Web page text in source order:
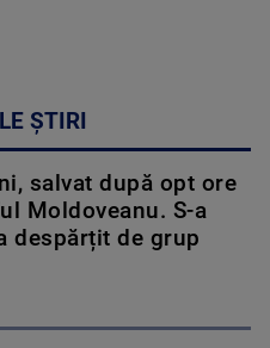
ȘTIRI
salvat după opt ore
Moldoveanu. S-a
despărțit de grup